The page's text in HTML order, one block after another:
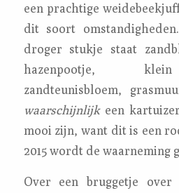
een prachtige
dit soort
droger stukje staat
hazenpootje,
zandteunisbloem,
waarschijnlijk een
mooi zijn, want dit is een
2015 wordt de waarneming
Over een bruggetje over